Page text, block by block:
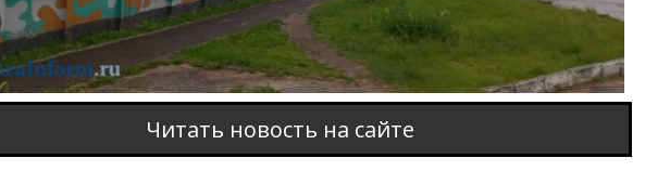
Читать новость на сайте